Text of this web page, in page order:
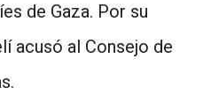
de Gaza. Por su
acusó al Consejo de